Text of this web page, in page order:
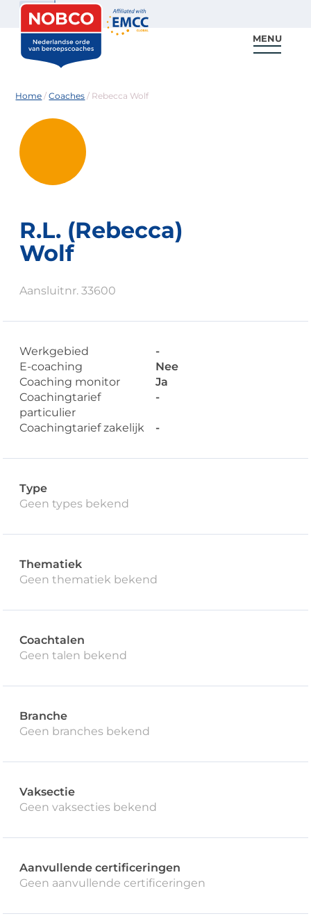
Zoeken
MENU
Home /Coaches / Rebecca Wolf
R.L. (Rebecca)
Wolf
Aansluitnr. 33600
Werkgebied
-
E-coaching
Nee
Coaching monitor
Ja
Coachingtarief
particulier
-
Coachingtarief zakelijk -
Type
Geen types bekend
Thematiek
Geen thematiek bekend
Coachtalen
Geen talen bekend
Branche
Geen branches bekend
Vaksectie
Geen vaksecties bekend
Aanvullende certificeringen
Geen aanvullende certificeringen